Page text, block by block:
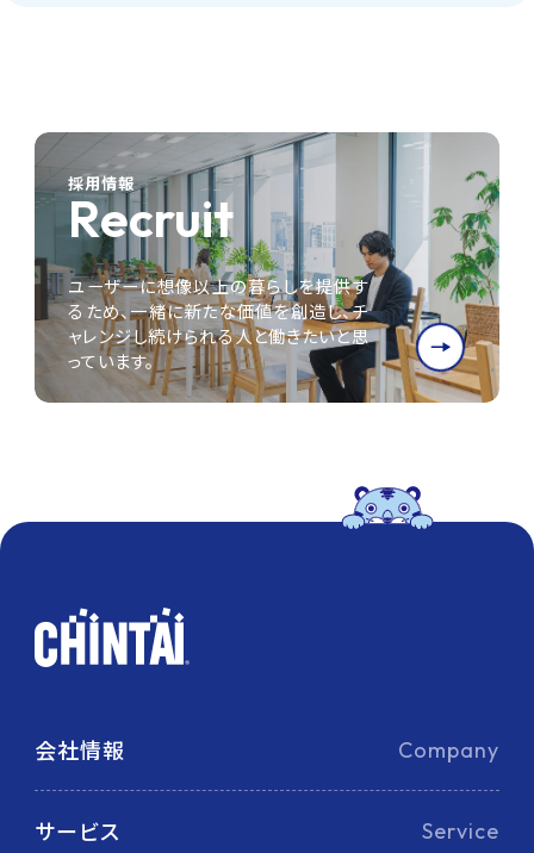
採用情報
Recruit
ユーザーに想像以上の暮らしを提供す
るため、一緒に新たな価値を創造し、チ
ャレンジし続けられる人と働きたいと思
っています。
会社情報 Company
サービス Service